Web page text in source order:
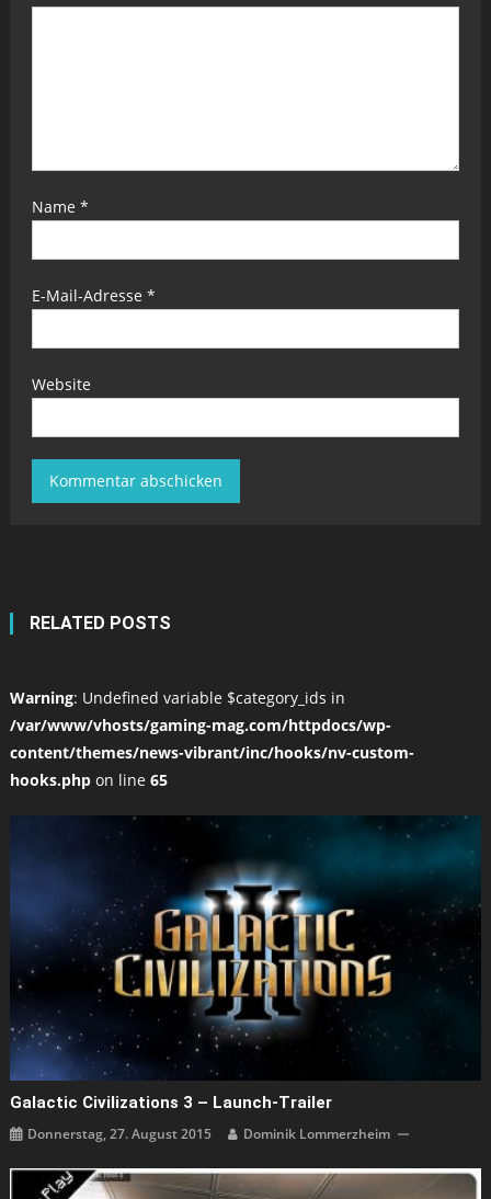
Name *
E-Mail-Adresse *
Website
RELATED POSTS
Warning: Undefined variable $category_ids in
/var/www/vhosts/gaming-mag.com/httpdocs/wp-
content/themes/news-vibrant/inc/hooks/nv-custom-
hooks.phpon line 65
Galactic Civilizations 3 – Launch-Trailer
Donnerstag, 27. August 2015 Dominik Lommerzheim